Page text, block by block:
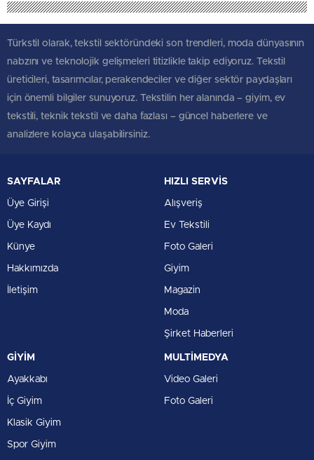
Türkstil olarak, tekstil sektöründeki son trendleri, moda dünyasının
nabzını ve teknolojik gelişmeleri titizlikle takip ediyoruz. Tekstil
üreticileri, tasarımcılar, perakendeciler ve diğer sektör paydaşları
için önemli bilgiler sunuyoruz. Tekstilin her alanında – giyim, ev
tekstili, teknik tekstil ve daha fazlası – güncel haberlere ve
analizlere kolayca ulaşabilirsiniz.
SAYFALAR
Üye Girişi
Üye Kaydı
Künye
Hakkımızda
İletişim
HIZLI SERVİS
Alışveriş
Ev Tekstili
Foto Galeri
Giyim
Magazin
Moda
Şirket Haberleri
GİYİM
Ayakkabı
İç Giyim
Klasik Giyim
Spor Giyim
MULTİMEDYA
Video Galeri
Foto Galeri